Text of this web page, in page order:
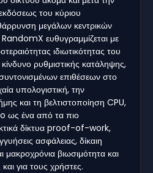
του κύριου
μεγάλων κεντρικών
RandomX ευθυγραμμίζεται με
ιδιωτικότητας του
ρυθμιστικής κατάληψης,
επιθέσεων στο
υπολογιστική, την
και τη βελτιστοποίηση CPU,
ως ένα από τα πιο
δίκτυα proof-of-work,
ασφάλειας, δίκαιη
βιωσιμότητα και
για τους χρήστες.